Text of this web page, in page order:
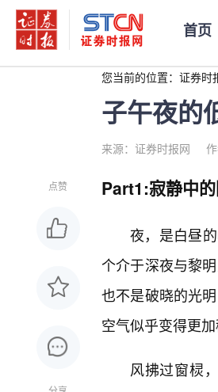
首页
您当前的位置： 证券时
子午夜的
来源：证券时报网
点赞 Part1:寂静中
夜，是白昼
个介于深夜与黎
也不是破晓的光
空气似乎变得更
风拂过窗棂